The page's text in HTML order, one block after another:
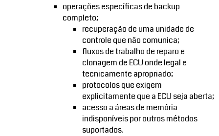
operações específicas de backup
completo;
recuperação de uma unidade de
controle que não comunica;
fluxos de trabalho de reparo e
clonagem de ECU onde legal e
tecnicamente apropriado;
protocolos que exigem
explicitamente que a ECU seja aberta;
acesso a áreas de memória
indisponíveis por outros métodos
suportados.